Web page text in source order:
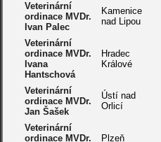
Veterinární
ordinace MVDr.
Ivan Palec
Kamenice
nad Lipou
Veterinární
ordinace MVDr.
Ivana
Hantschová
Hradec
Králové
Veterinární
ordinace MVDr.
Jan Šašek
Ústí nad
Orlicí
Veterinární
ordinace MVDr.
Plzeň